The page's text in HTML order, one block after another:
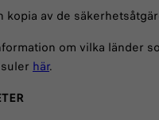
kopia av de
om vilka länder
här.